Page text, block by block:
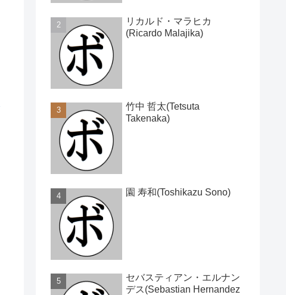
リカルド・マラヒカ
(Ricardo Malajika)
竹中 哲太(Tetsuta
Takenaka)
園 寿和(Toshikazu Sono)
セバスティアン・エルナン
デス(Sebastian Hernandez